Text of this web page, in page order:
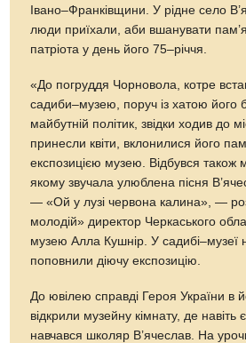
Івано–Франківщини. У рідне село
люди приїхали, аби вшанувати
патріота у день його 75–річчя.
«До погруддя Чорновола, котре
садиби–музею, поруч iз хатою його
майбутній політик, звідки ходив до
принесли квіти, вклонилися його
експозицією музею. Відбувся також
якому звучала улюблена пісня
— «Ой у лузі червона калина», —
молодій» директор Черкаського
музею Алла Кушнір. У садибі–музеї
поповнили діючу експозицію.
До ювілею справді Героя України в
відкрили музейну кімнату, де навіть
навчався школяр В’ячеслав. На